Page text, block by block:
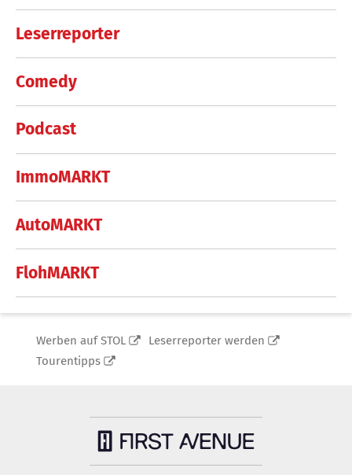
Leserreporter
Comedy
Podcast
ImmoMARKT
AutoMARKT
FlohMARKT
Werben auf STOL
Leserreporter werden
Tourentipps